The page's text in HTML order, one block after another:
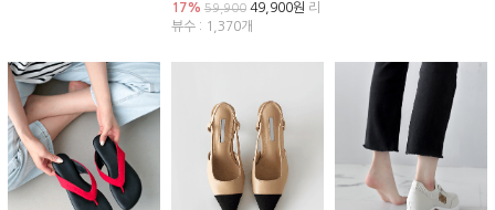
17% 59,90049,900원 리
뷰수 : 1,370개